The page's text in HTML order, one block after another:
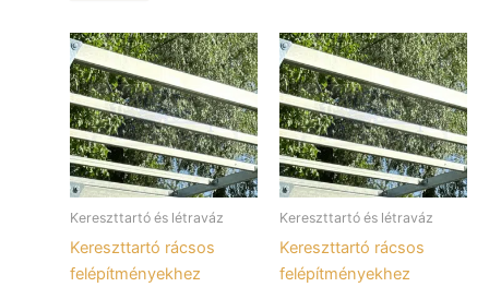
Kereszttartó és létraváz
Kereszttartó rácsos
felépítményekhez
Kereszttartó és létraváz
Kereszttartó rácsos
felépítményekhez